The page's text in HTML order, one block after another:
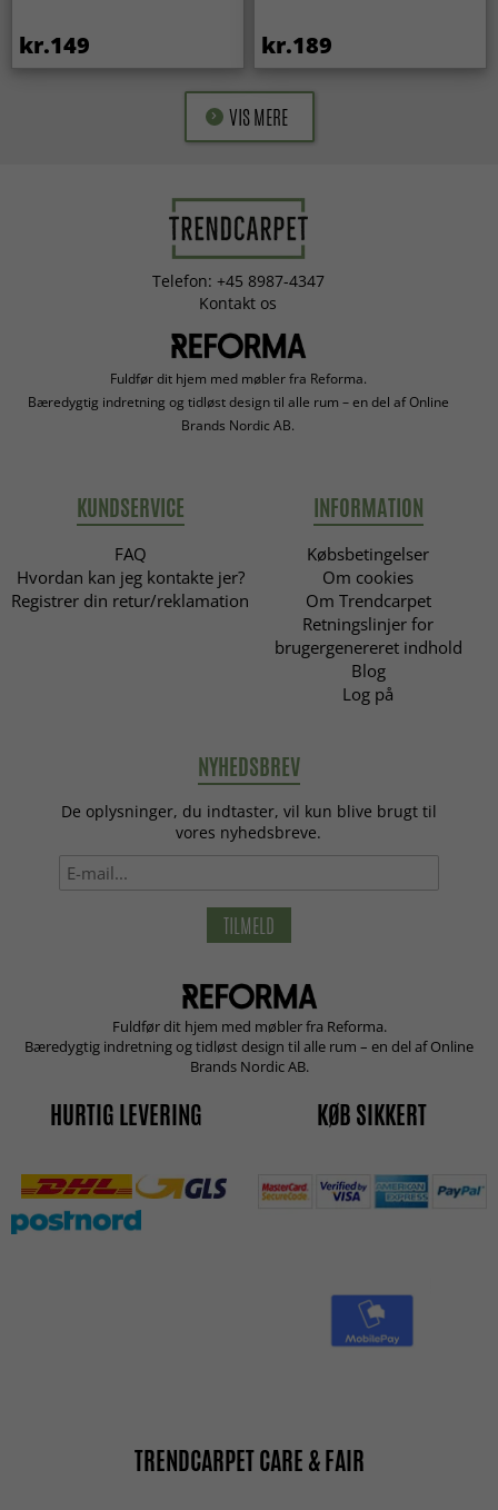
kr.149 kr.189
VIS MERE
Telefon: +45 8987-4347
Kontakt os
Fuldfør dit hjem med møbler fra Reforma.
Bæredygtig indretning og tidløst design til alle rum – en del af Online
Brands Nordic AB.
KUNDSERVICE
FAQ
Hvordan kan jeg kontakte jer?
Registrer din retur/reklamation
INFORMATION
Købsbetingelser
Om cookies
Om Trendcarpet
Retningslinjer for
brugergenereret indhold
Blog
Log på
NYHEDSBREV
De oplysninger, du indtaster, vil kun blive brugt til
vores nyhedsbreve.
TILMELD
Fuldfør dit hjem med møbler fra Reforma.
Bæredygtig indretning og tidløst design til alle rum – en del af Online
Brands Nordic AB.
HURTIG LEVERING KØB SIKKERT
TRENDCARPET CARE & FAIR